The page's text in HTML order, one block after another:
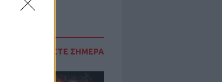
ΔΙΑΒΑΣΤΕ ΣΗΜΕΡΑ